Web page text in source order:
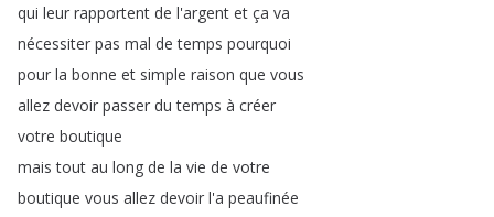
qui leur rapportent de l'argent et ça va
nécessiter pas mal de temps pourquoi
pour la bonne et simple raison que vous
allez devoir passer du temps à créer
votre boutique
mais tout au long de la vie de votre
boutique vous allez devoir l'a peaufinée